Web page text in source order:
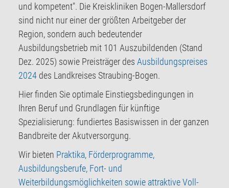
und kompetent". Die Kreiskliniken Bogen-Mallersdorf
sind nicht nur einer der größten Arbeitgeber der
Region, sondern auch bedeutender
Ausbildungsbetrieb mit 101 Auszubildenden (Stand
Dez. 2025) sowie Preisträger des Ausbildungspreises
2024des Landkreises Straubing-Bogen.
Hier finden Sie optimale Einstiegsbedingungen in
Ihren Beruf und Grundlagen für künftige
Spezialisierung: fundiertes Basiswissen in der ganzen
Bandbreite der Akutversorgung.
Wir bieten Praktika, Förderprogramme,
Ausbildungsberufe, Fort- und
Weiterbildungsmöglichkeiten sowie attraktive Voll-